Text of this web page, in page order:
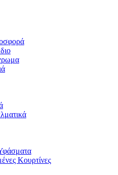
Κουρτίνες